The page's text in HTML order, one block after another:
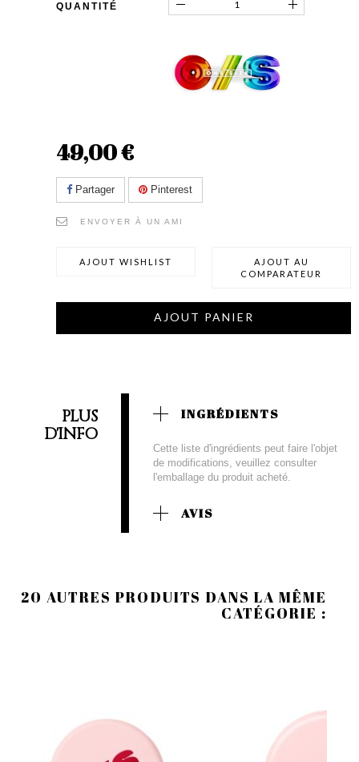
QUANTITÉ
49,00 €
Partager Pinterest
ENVOYER À UN AMI
AJOUT WISHLIST
AJOUT AU
COMPARATEUR
AJOUT PANIER
PLUS
D'INFO
INGRÉDIENTS
Cette liste d'ingrédients peut faire l'objet
de modifications, veuillez consulter
l'emballage du produit acheté.
AVIS
20 AUTRES PRODUITS DANS LA MÊME
CATÉGORIE :